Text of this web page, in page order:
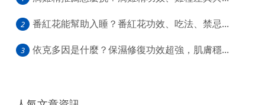
2 番紅花能幫助入睡？番紅花功效、吃法、禁忌...
3 依克多因是什麼？保濕修復功效超強，肌膚穩...